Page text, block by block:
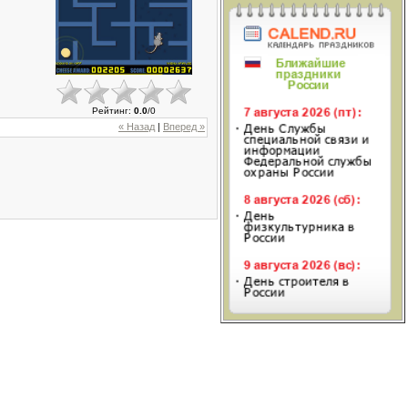
Рейтинг: 0.0/0
« Назад | Вперед »